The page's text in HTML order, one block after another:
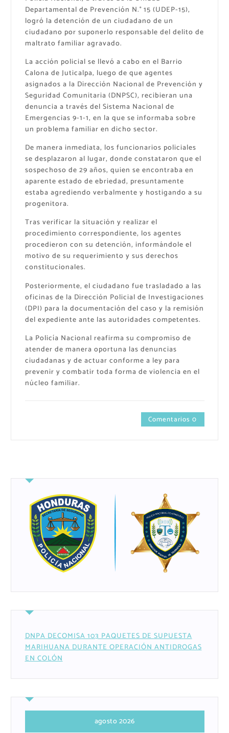
Departamental de Prevención N.° 15 (UDEP-15),
logró la detención de un ciudadano de un
ciudadano por suponerlo responsable del delito de
maltrato familiar agravado.
La acción policial se llevó a cabo en el Barrio
Calona de Juticalpa, luego de que agentes
asignados a la Dirección Nacional de Prevención y
Seguridad Comunitaria (DNPSC), recibieran una
denuncia a través del Sistema Nacional de
Emergencias 9-1-1, en la que se informaba sobre
un problema familiar en dicho sector.
De manera inmediata, los funcionarios policiales
se desplazaron al lugar, donde constataron que el
sospechoso de 29 años, quien se encontraba en
aparente estado de ebriedad, presuntamente
estaba agrediendo verbalmente y hostigando a su
progenitora.
Tras verificar la situación y realizar el
procedimiento correspondiente, los agentes
procedieron con su detención, informándole el
motivo de su requerimiento y sus derechos
constitucionales.
Posteriormente, el ciudadano fue trasladado a las
oficinas de la Dirección Policial de Investigaciones
(DPI) para la documentación del caso y la remisión
del expediente ante las autoridades competentes.
La Policía Nacional reafirma su compromiso de
atender de manera oportuna las denuncias
ciudadanas y de actuar conforme a ley para
prevenir y combatir toda forma de violencia en el
núcleo familiar.
Comentarios 0
DNPA DECOMISA 103 PAQUETES DE SUPUESTA
MARIHUANA DURANTE OPERACIÓN ANTIDROGAS
EN COLÓN
agosto 2026